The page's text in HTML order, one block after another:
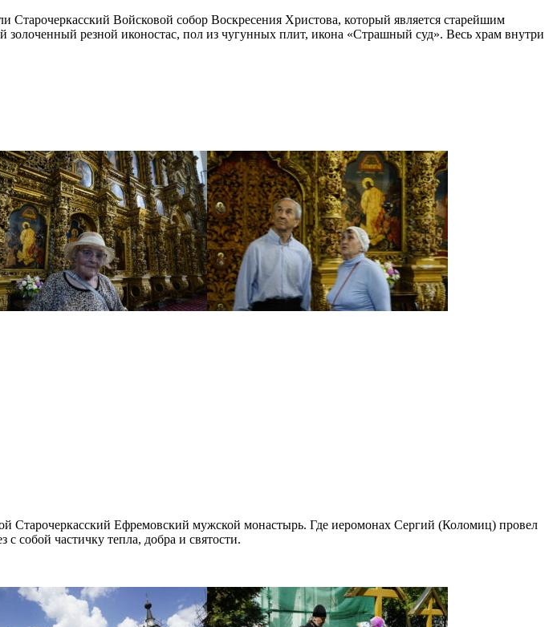
Старочеркасский Войсковой собор Воскресения Христова, который является старейшим
резной иконостас, пол из чугунных плит, икона «Страшный суд». Весь храм внутри
Старочеркасский Ефремовский мужской монастырь. Где иеромонах Сергий (Коломиц) провел
частичку тепла, добра и святости.